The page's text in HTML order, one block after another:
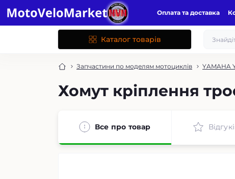
Оплата та доставка
Каталог товарів
Запчастини по моделям мотоциклів YAMAHA
Хомут кріплення
Все про товар